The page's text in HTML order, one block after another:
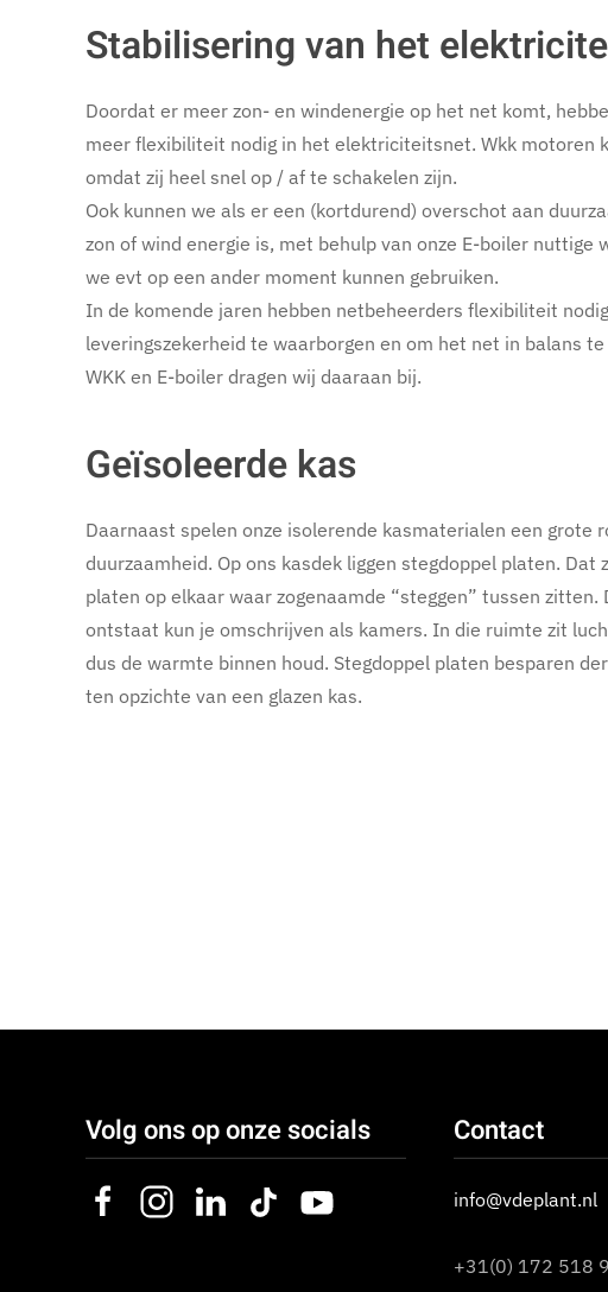
Stabilisering van het
Doordat er meer zon- en windenergie op het net komt,
meer flexibiliteit nodig in het elektriciteitsnet. Wkk motoren
omdat zij heel snel op / af te schakelen zijn.
Ook kunnen we als er een (kortdurend) overschot aan
zon of wind energie is, met behulp van onze E-boiler nuttige
we evt op een ander moment kunnen gebruiken.
In de komende jaren hebben netbeheerders flexibiliteit
leveringszekerheid te waarborgen en om het net in balans
WKK en E-boiler dragen wij daaraan bij.
Geïsoleerde kas
Daarnaast spelen onze isolerende kasmaterialen een grote
duurzaamheid. Op ons kasdek liggen stegdoppel platen. Dat
platen op elkaar waar zogenaamde “steggen” tussen zitten.
ontstaat kun je omschrijven als kamers. In die ruimte zit
dus de warmte binnen houd. Stegdoppel platen besparen
ten opzichte van een glazen kas.
Volg ons op onze socials Contact
info@vdeplant.nl
+31(0) 172 518